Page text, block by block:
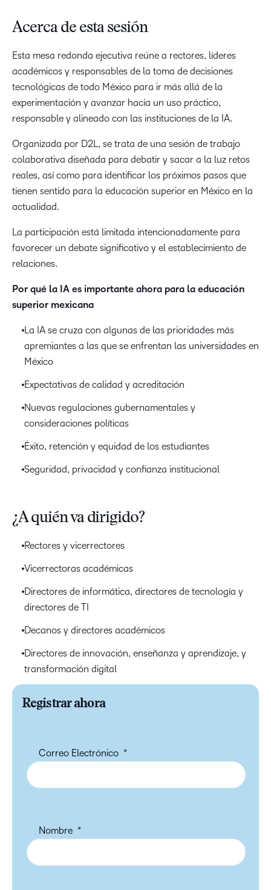
Acerca de esta sesión
Esta mesa redonda ejecutiva reúne a rectores, líderes
académicos y responsables de la toma de decisiones
tecnológicas de todo México para ir más allá de la
experimentación y avanzar hacia un uso práctico,
responsable y alineado con las instituciones de la IA.
Organizada por D2L, se trata de una sesión de trabajo
colaborativa diseñada para debatir y sacar a la luz retos
reales, así como para identificar los próximos pasos que
tienen sentido para la educación superior en México en la
actualidad.
La participación está limitada intencionadamente para
favorecer un debate significativo y el establecimiento de
relaciones.
Por qué la IA es importante ahora para la educación
superior mexicana
La IA se cruza con algunas de las prioridades más
apremiantes a las que se enfrentan las universidades en
México
Expectativas de calidad y acreditación
Nuevas regulaciones gubernamentales y
consideraciones políticas
Éxito, retención y equidad de los estudiantes
Seguridad, privacidad y confianza institucional
¿A quién va dirigido?
Rectores y vicerrectores
Vicerrectoras académicas
Directores de informática, directores de tecnología y
directores de TI
Decanos y directores académicos
Directores de innovación, enseñanza y aprendizaje, y
transformación digital
Registrar ahora